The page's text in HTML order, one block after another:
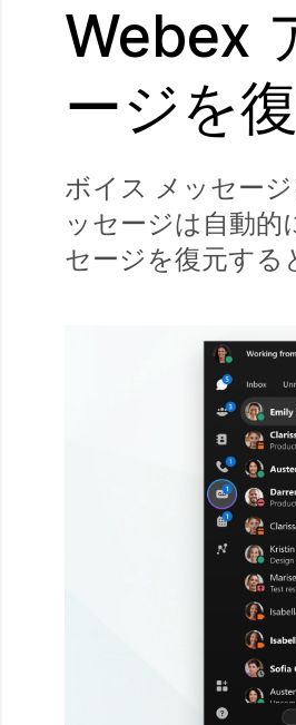
Webex
ージを
ボイス メッセー
ッセージは自動
セージを復元する